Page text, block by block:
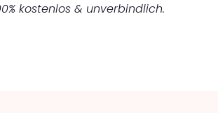
kostenlos & unverbindlich.